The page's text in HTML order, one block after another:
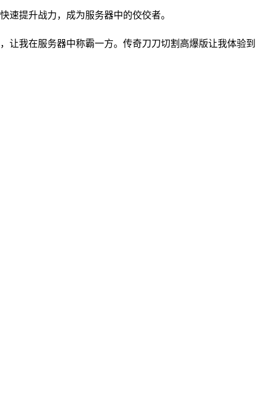
速提升战力，成为服务器中的佼佼者。
让我在服务器中称霸一方。传奇刀刀切割高爆版让我体验到